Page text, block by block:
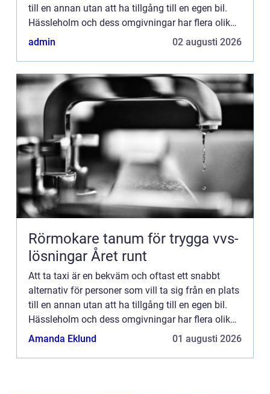
till en annan utan att ha tillgång till en egen bil.
Hässleholm och dess omgivningar har flera olika
företag som...
admin 02 augusti 2026
Rörmokare tanum för trygga vvs-
lösningar Året runt
Att ta taxi är en bekväm och oftast ett snabbt
alternativ för personer som vill ta sig från en plats
till en annan utan att ha tillgång till en egen bil.
Hässleholm och dess omgivningar har flera olika
företag som...
Amanda Eklund 01 augusti 2026